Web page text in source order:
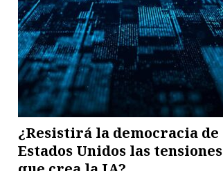
¿Resistirá la democracia de
Estados Unidos las tensiones